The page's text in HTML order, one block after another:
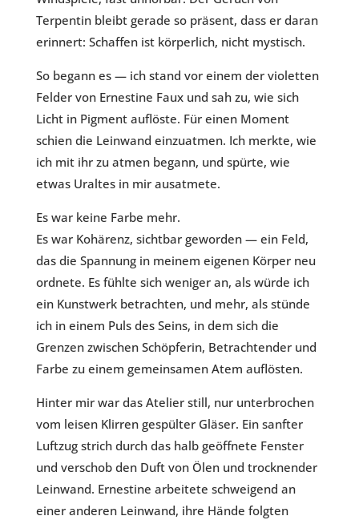
Terpentin bleibt gerade so präsent, dass er daran
erinnert: Schaffen ist körperlich, nicht mystisch.
So begann es — ich stand vor einem der violetten
Felder von Ernestine Faux und sah zu, wie sich
Licht in Pigment auflöste. Für einen Moment
schien die Leinwand einzuatmen. Ich merkte, wie
ich mit ihr zu atmen begann, und spürte, wie
etwas Uraltes in mir ausatmete.
Es war keine Farbe mehr.
Es war Kohärenz, sichtbar geworden — ein Feld,
das die Spannung in meinem eigenen Körper neu
ordnete. Es fühlte sich weniger an, als würde ich
ein Kunstwerk betrachten, und mehr, als stünde
ich in einem Puls des Seins, in dem sich die
Grenzen zwischen Schöpferin, Betrachtender und
Farbe zu einem gemeinsamen Atem auflösten.
Hinter mir war das Atelier still, nur unterbrochen
vom leisen Klirren gespülter Gläser. Ein sanfter
Luftzug strich durch das halb geöffnete Fenster
und verschob den Duft von Ölen und trocknender
Leinwand. Ernestine arbeitete schweigend an
einer anderen Leinwand, ihre Hände folgten